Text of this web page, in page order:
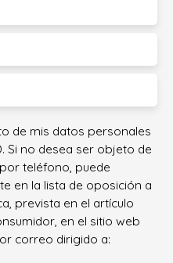
de mis datos personales
Si no desea ser objeto de
teléfono, puede
en la lista de oposición a
prevista en el artículo
en el sitio web
correo dirigido a: